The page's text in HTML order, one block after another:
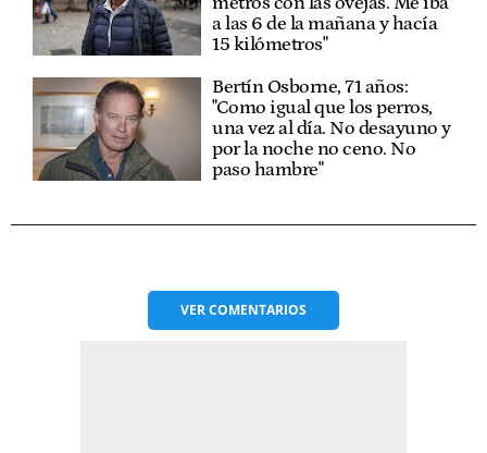
a las 6 de la mañana y hacía
15 kilómetros"
Bertín Osborne, 71 años:
"Como igual que los perros,
una vez al día. No desayuno y
por la noche no ceno. No
paso hambre"
VERCOMENTARIOS